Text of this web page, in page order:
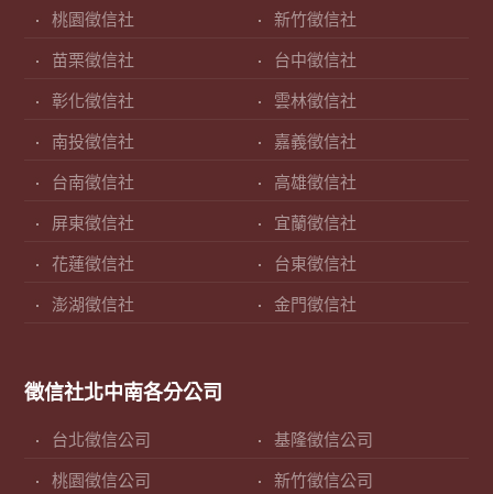
桃園徵信社 新竹徵信社
苗栗徵信社 台中徵信社
彰化徵信社 雲林徵信社
南投徵信社 嘉義徵信社
台南徵信社 高雄徵信社
屏東徵信社 宜蘭徵信社
花蓮徵信社 台東徵信社
澎湖徵信社 金門徵信社
徵信社北中南各分公司
台北徵信公司 基隆徵信公司
桃園徵信公司 新竹徵信公司